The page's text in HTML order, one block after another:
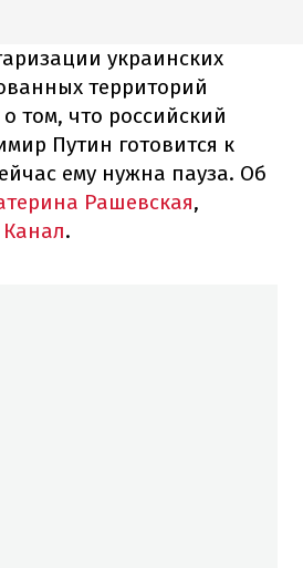
украинских
территорий
о том, что российский
Путин готовится к
ему нужна пауза. Об
Рашевская,
Канал.